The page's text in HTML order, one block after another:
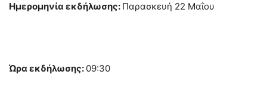
Ημερομηνία εκδήλωσης: Παρασκευή 22 Μαΐου
Ώρα εκδήλωσης: 09:30